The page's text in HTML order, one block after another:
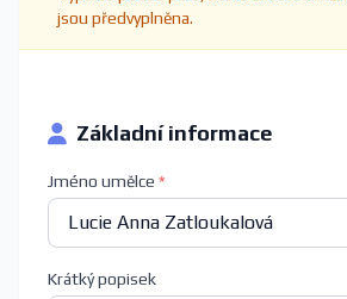
jsou předvyplněna.
Základní informace
Jméno umělce *
Krátký popisek